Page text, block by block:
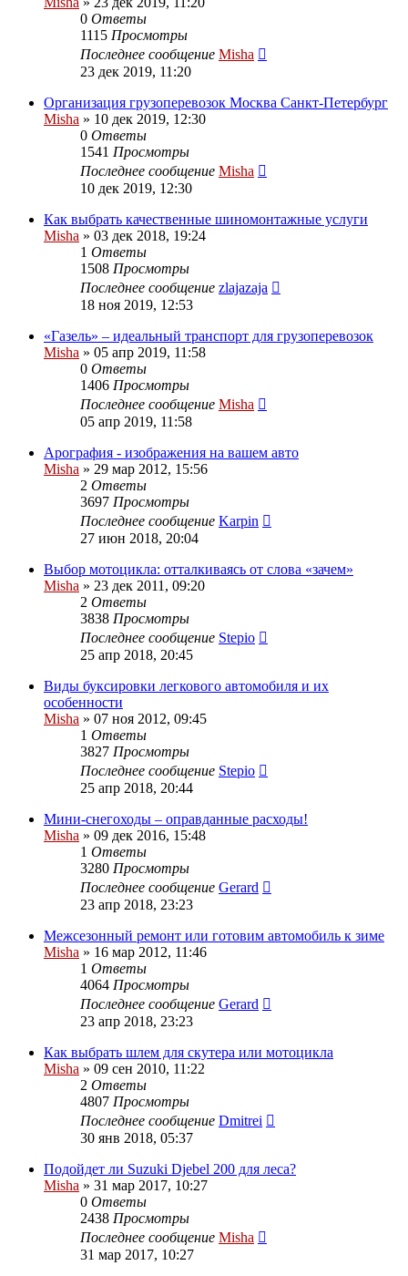
0 Ответы
1115 Просмотры
Последнее сообщение Misha
23 дек 2019, 11:20
Организация грузоперевозок Москва Санкт-Петербург
Misha » 10 дек 2019, 12:30
0 Ответы
1541 Просмотры
Последнее сообщение Misha
10 дек 2019, 12:30
Как выбрать качественные шиномонтажные услуги
Misha » 03 дек 2018, 19:24
1 Ответы
1508 Просмотры
Последнее сообщение zlajazaja
18 ноя 2019, 12:53
«Газель» – идеальный транспорт для грузоперевозок
Misha » 05 апр 2019, 11:58
0 Ответы
1406 Просмотры
Последнее сообщение Misha
05 апр 2019, 11:58
Арография - изображения на вашем авто
Misha » 29 мар 2012, 15:56
2 Ответы
3697 Просмотры
Последнее сообщение Karpin
27 июн 2018, 20:04
Выбор мотоцикла: отталкиваясь от слова «зачем»
Misha » 23 дек 2011, 09:20
2 Ответы
3838 Просмотры
Последнее сообщение Stepio
25 апр 2018, 20:45
Виды буксировки легкового автомобиля и их
особенности
Misha » 07 ноя 2012, 09:45
1 Ответы
3827 Просмотры
Последнее сообщение Stepio
25 апр 2018, 20:44
Мини-снегоходы – оправданные расходы!
Misha » 09 дек 2016, 15:48
1 Ответы
3280 Просмотры
Последнее сообщение Gerard
23 апр 2018, 23:23
Межсезонный ремонт или готовим автомобиль к зиме
Misha » 16 мар 2012, 11:46
1 Ответы
4064 Просмотры
Последнее сообщение Gerard
23 апр 2018, 23:23
Как выбрать шлем для скутера или мотоцикла
Misha » 09 сен 2010, 11:22
2 Ответы
4807 Просмотры
Последнее сообщение Dmitrei
30 янв 2018, 05:37
Подойдет ли Suzuki Djebel 200 для леса?
Misha » 31 мар 2017, 10:27
0 Ответы
2438 Просмотры
Последнее сообщение Misha
31 мар 2017, 10:27